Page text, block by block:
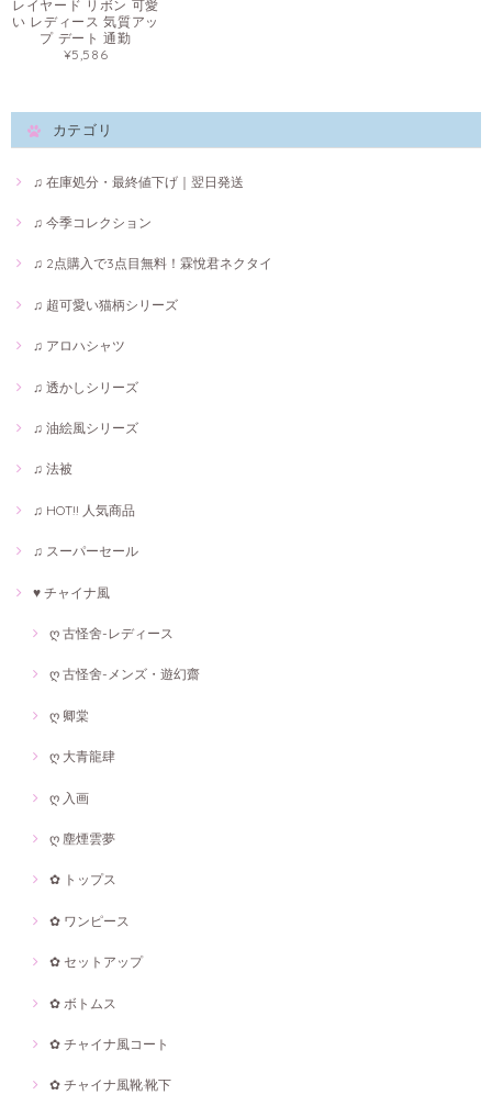
レイヤード リボン 可愛
い レディース 気質アッ
プ デート 通勤
¥5,586
カテゴリ
♫ 在庫処分・最終値下げ｜翌日発送
♫ 今季コレクション
♫ 2点購入で3点目無料！霖悅君ネクタイ
♫ 超可愛い猫柄シリーズ
♫ アロハシャツ
♫ 透かしシリーズ
♫ 油絵風シリーズ
♫ 法被
♫ HOT!! 人気商品
♫ スーパーセール
♥ チャイナ風
ღ 古怪舍-レディース
ღ 古怪舍-メンズ・遊幻齋
ღ 卿棠
ღ 大青龍肆
ღ 入画
ღ 塵煙雲夢
✿ トップス
✿ ワンピース
✿ セットアップ
✿ ボトムス
✿ チャイナ風コート
✿ チャイナ風靴·靴下